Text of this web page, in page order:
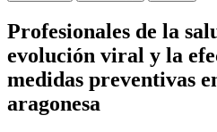
Profesionales de la
evolución viral y la
medidas preventivas
aragonesa